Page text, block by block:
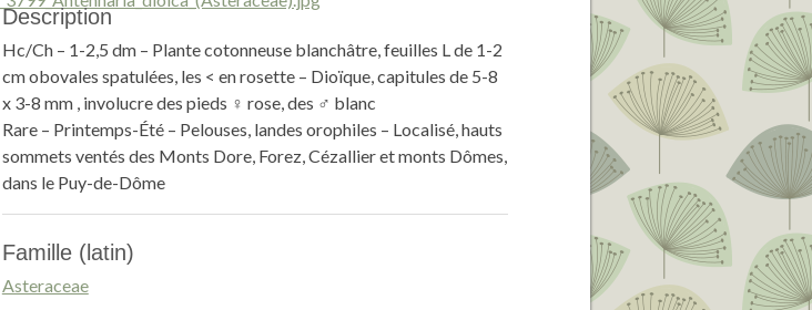
Description
Hc/Ch – 1-2,5 dm – Plante cotonneuse blanchâtre, feuilles L de 1-2
cm obovales spatulées, les < en rosette – Dioïque, capitules de 5-8
x 3-8 mm , involucre des pieds ♀ rose, des ♂ blanc
Rare – Printemps-Été – Pelouses, landes orophiles – Localisé, hauts
sommets ventés des Monts Dore, Forez, Cézallier et monts Dômes,
dans le Puy-de-Dôme
Famille (latin)
Asteraceae